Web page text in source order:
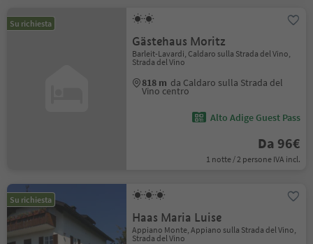
Su richiesta
Gästehaus Moritz
Barleit-Lavardi, Caldaro sulla Strada del Vino,
Strada del Vino
818 m da Caldaro sulla Strada del
Vino centro
Alto Adige Guest Pass
Da 96€
1 notte / 2 persone IVA incl.
Su richiesta
Haas Maria Luise
Appiano Monte, Appiano sulla Strada del Vino,
Strada del Vino